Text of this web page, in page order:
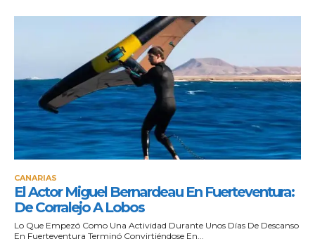
CANARIAS
El Actor Miguel Bernardeau En Fuerteventura:
De Corralejo A Lobos
Lo Que Empezó Como Una Actividad Durante Unos Días De Descanso
En Fuerteventura Terminó Convirtiéndose En...